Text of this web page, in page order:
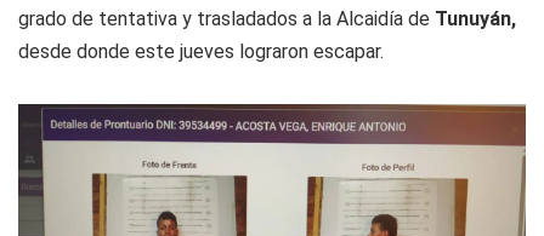
grado de tentativa y trasladados a la Alcaidía de Tunuyán,
desde donde este jueves lograron escapar.